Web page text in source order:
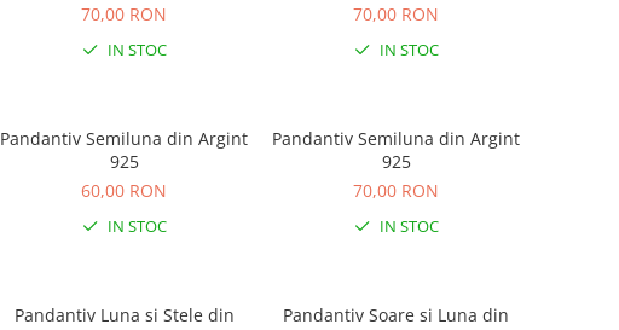
70,00 RON
IN STOC
70,00 RON
IN STOC
Pandantiv Semiluna din Argint
925
60,00 RON
IN STOC
Pandantiv Semiluna din Argint
925
70,00 RON
IN STOC
Pandantiv Luna si Stele din
Pandantiv Soare si Luna din